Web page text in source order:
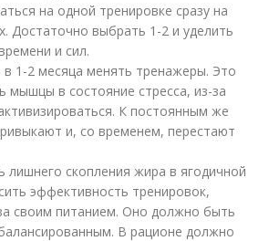
на одной тренировке сразу на
Достаточно выбрать 1-2 и уделить
и сил.
в 1-2 месяца менять тренажеры. Это
мышцы в состояние стресса, из-за
К постоянным же
и, со временем, перестают
скопления жира в ягодичной
эффективность тренировок,
своим питанием. Оно должно быть
В рационе должно